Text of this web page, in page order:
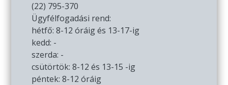
(22) 795-370
Ügyfélfogadási rend:
hétfő: 8-12 óráig és 13-17-ig
kedd: -
szerda: -
csütörtök: 8-12 és 13-15 -ig
péntek: 8-12 óráig